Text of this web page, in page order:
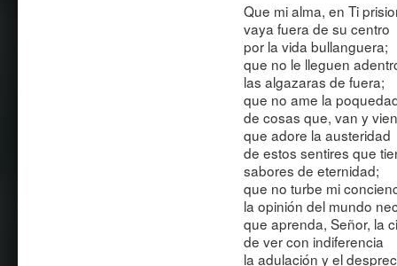
Que mi alma, en Ti
vaya fuera de su centro
por la vida bullanguera;
que no le lleguen
las algazaras de fuera;
que no ame la
de cosas que, van y
que adore la austeridad
de estos sentires que
sabores de eternidad;
que no turbe mi
la opinión del mundo
que aprenda, Señor, la
de ver con indiferencia
la adulación y el